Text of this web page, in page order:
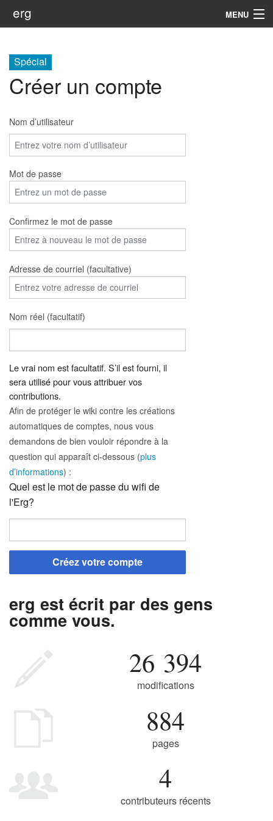
erg MENU
Soutien
Web
Spécial
Créer un compte
Nom d’utilisateur
Mot de passe
Confirmez le mot de passe
Adresse de courriel (facultative)
Nom réel (facultatif)
Le vrai nom est facultatif. S’il est fourni, il
sera utilisé pour vous attribuer vos
contributions.
Afin de protéger le wiki contre les créations
automatiques de comptes, nous vous
demandons de bien vouloir répondre à la
question qui apparaît ci-dessous (plus
d’informations) :
Quel est le mot de passe du wifi de
l'Erg?
Créez votre compte
erg est écrit par des gens
comme vous.
26 394
modifications
884
pages
4
contributeurs récents